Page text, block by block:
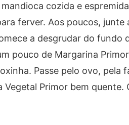
cozida e
ferver. Aos poucos,
a desgrudar do fundo
pouco de Margarina
Passe pelo ovo, pela
Primor bem